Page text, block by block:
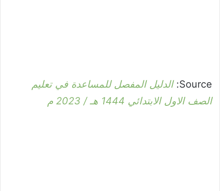
Source: الدليل المفصل للمساعدة في تعليم
الصف الاول الابتدائي 1444 هـ / 2023 م